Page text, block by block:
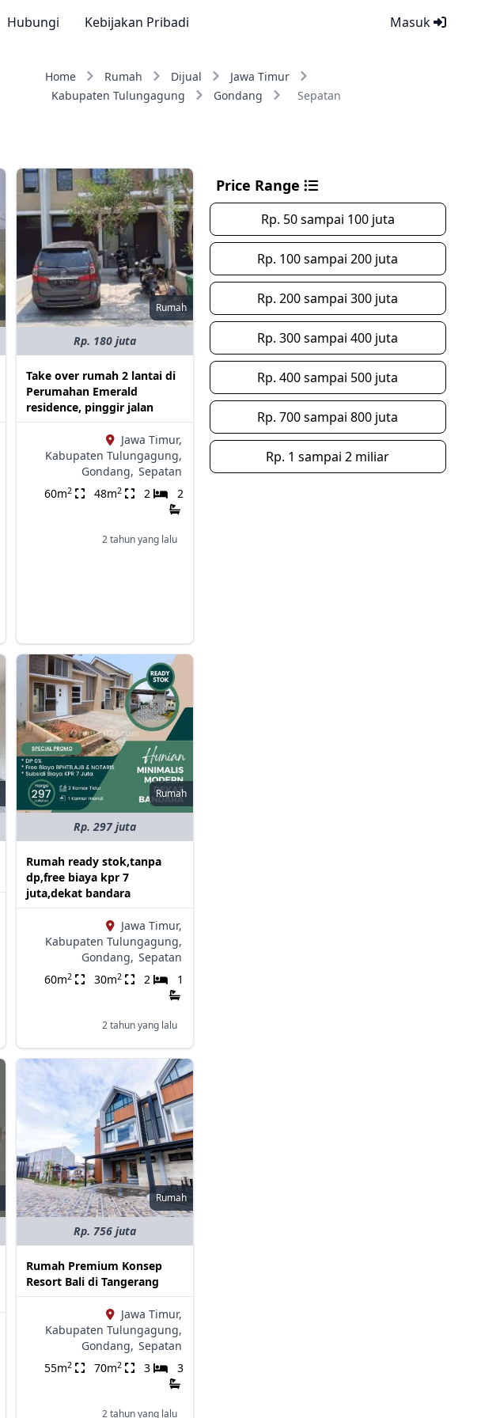
Masuk
Hubungi Kebijakan Pribadi
Home Rumah Dijual
Jawa Timur
Kabupaten Tulungagung
Gondang Sepatan
Rumah
Rp. 180 juta
Take over rumah 2 lantai di
Perumahan Emerald
residence, pinggir jalan
Jawa Timur,
Kabupaten Tulungagung,
Gondang, Sepatan
60m2 48m2 2 2
2 tahun yang lalu
Rumah
Rp. 297 juta
Rumah ready stok,tanpa
dp,free biaya kpr 7
juta,dekat bandara
Jawa Timur,
Kabupaten Tulungagung,
Gondang, Sepatan
60m2 30m2 2 1
2 tahun yang lalu
Rumah
Rp. 756 juta
Rumah Premium Konsep
Resort Bali di Tangerang
Jawa Timur,
Kabupaten Tulungagung,
Gondang, Sepatan
55m2 70m2 3 3
2 tahun yang lalu
Price Range
Rp. 50 sampai 100 juta
Rp. 100 sampai 200 juta
Rp. 200 sampai 300 juta
Rp. 300 sampai 400 juta
Rp. 400 sampai 500 juta
Rp. 700 sampai 800 juta
Rp. 1 sampai 2 miliar